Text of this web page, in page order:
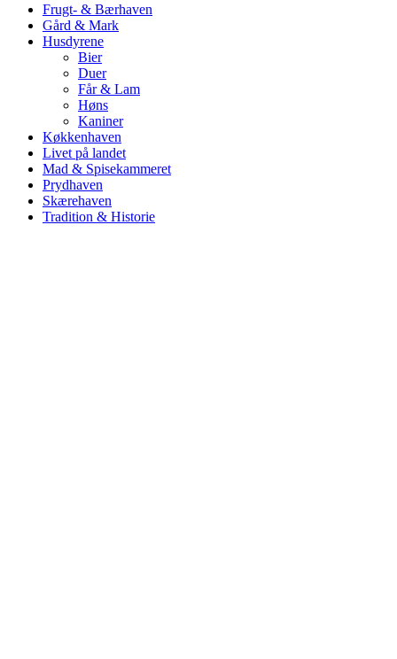
Frugt- & Bærhaven
Gård & Mark
Husdyrene
Bier
Duer
Får & Lam
Høns
Kaniner
Køkkenhaven
Livet på landet
Mad & Spisekammeret
Prydhaven
Skærehaven
Tradition & Historie